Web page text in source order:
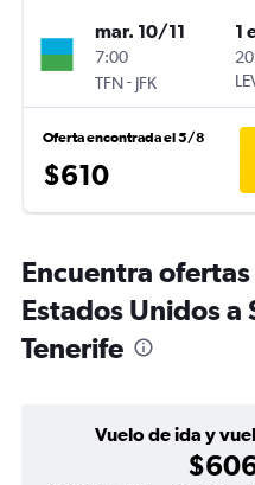
mar. 10/11
7:00
TFN- JFK
1
Oferta encontrada el 5/8
$610
Encuentra
Estados Unidos a
Tenerife
Vuelo de ida y